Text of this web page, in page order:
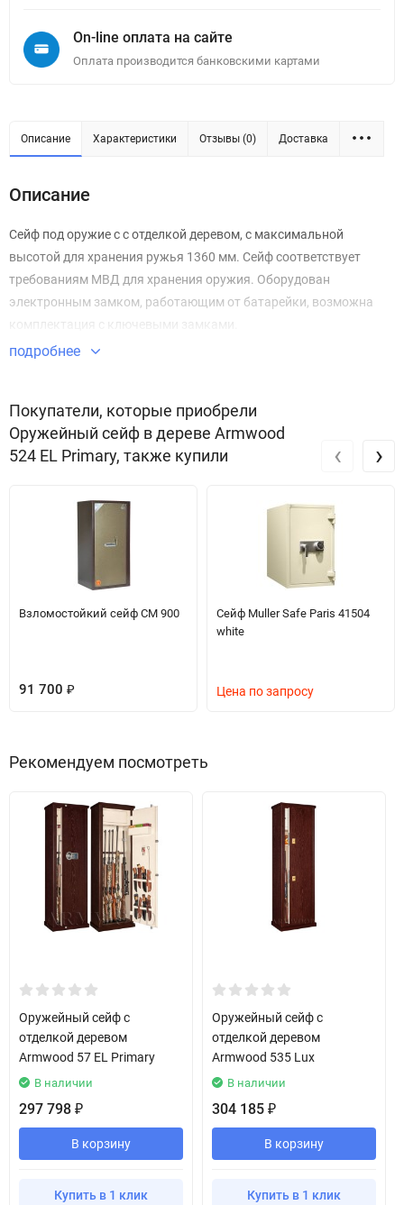
On-line оплата на сайте
Оплата производится банковскими картами
Описание Характеристики Отзывы (0) Доставка
Описание
Сейф под оружие с с отделкой деревом, с максимальной
высотой для хранения ружья 1360 мм. Сейф соответствует
требованиям МВД для хранения оружия. Оборудован
электронным замком, работающим от батарейки, возможна
комплектация с ключевыми замками.
подробнее
Покупатели, которые приобрели
Оружейный сейф в дереве Armwood
524 EL Primary, также купили
Взломостойкий сейф СМ 900
91 700 ₽
Сейф Muller Safe Paris 41504
white
Цена по запросу
‹ ›
Рекомендуем посмотреть
Оружейный сейф с
отделкой деревом
Armwood 57 EL Primary
В наличии
297 798 ₽
В корзину
Купить в 1 клик
Оружейный сейф с
отделкой деревом
Armwood 535 Lux
В наличии
304 185 ₽
В корзину
Купить в 1 клик